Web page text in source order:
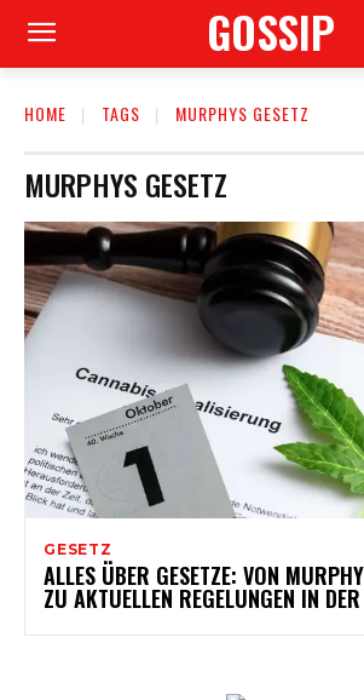
GOSSIP
HOME TAGS MURPHYS GESETZ
MURPHYS GESETZ
GESETZ
ALLES ÜBER GESETZE: VON
ZU AKTUELLEN REGELUNGEN IN